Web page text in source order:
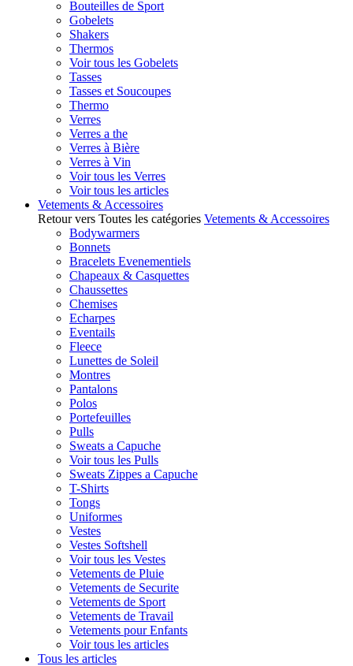
Bouteilles de Sport
Gobelets
Shakers
Thermos
Voir tous les Gobelets
Tasses
Tasses et Soucoupes
Thermo
Verres
Verres a the
Verres à Bière
Verres à Vin
Voir tous les Verres
Voir tous les articles
Vetements & Accessoires
Retour vers Toutes les catégories Vetements & Accessoires
Bodywarmers
Bonnets
Bracelets Evenementiels
Chapeaux & Casquettes
Chaussettes
Chemises
Echarpes
Eventails
Fleece
Lunettes de Soleil
Montres
Pantalons
Polos
Portefeuilles
Pulls
Sweats a Capuche
Voir tous les Pulls
Sweats Zippes a Capuche
T-Shirts
Tongs
Uniformes
Vestes
Vestes Softshell
Voir tous les Vestes
Vetements de Pluie
Vetements de Securite
Vetements de Sport
Vetements de Travail
Vetements pour Enfants
Voir tous les articles
Tous les articles